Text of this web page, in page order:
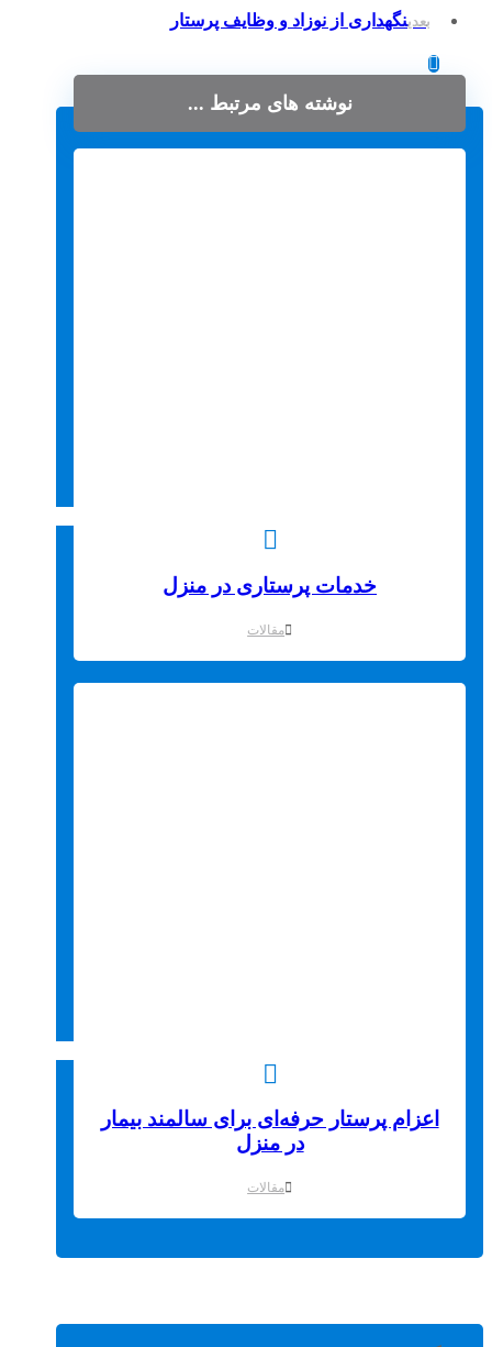
بعدینگهداری از نوزاد و وظایف پرستار
نوشته های مرتبط ...
خدمات پرستاری در منزل
مقالات
اعزام پرستار حرفه‌ای برای سالمند بیمار
در منزل
مقالات